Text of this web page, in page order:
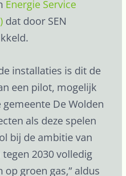
Energie Service
dat door SEN
installaties is dit de
een pilot, mogelijk
De Wolden
als deze spelen
bij de ambitie van
2030 volledig
op groen gas,” aldus